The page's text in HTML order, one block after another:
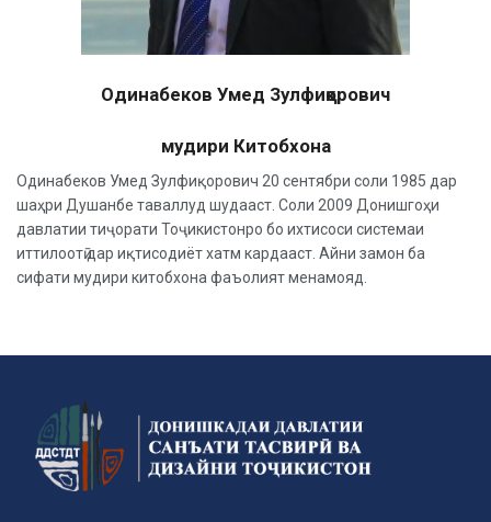
Одинабеков Умед Зулфиқорович
мудири Китобхона
Одинабеков Умед Зулфиқорович 20 сентябри соли 1985 дар
шаҳри Душанбе таваллуд шудааст. Соли 2009 Донишгоҳи
давлатии тиҷорати Тоҷикистонро бо ихтисоси системаи
иттилоотӣ дар иқтисодиёт хатм кардааст. Айни замон ба
сифати мудири китобхона фаъолият менамояд.